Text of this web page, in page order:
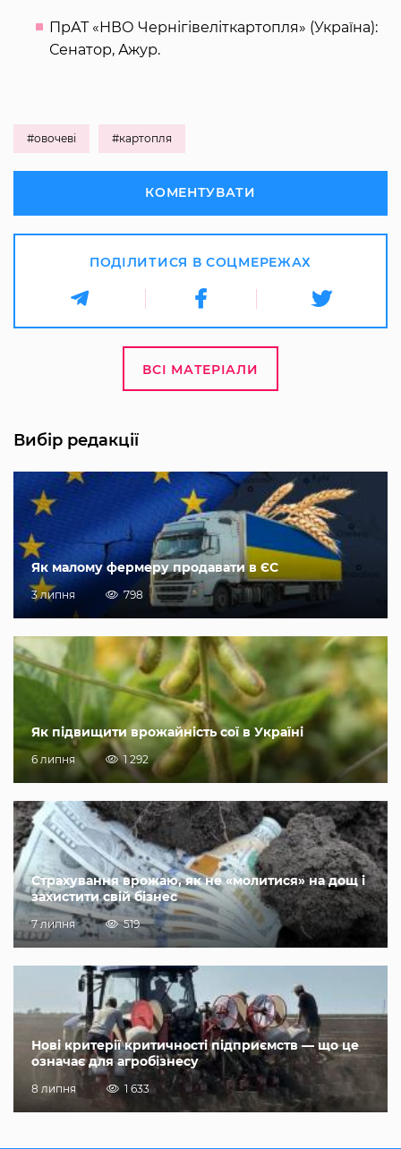
ПрАТ «НВО Чернігівеліткартопля» (Україна):
Сенатор, Ажур.
#овочеві #картопля
КОМЕНТУВАТИ
ПОДІЛИТИСЯ В СОЦМЕРЕЖАХ
ВСІ МАТЕРІАЛИ
Вибір редакції
Як малому фермеру продавати в ЄС
3 липня 798
Як підвищити врожайність сої в Україні
6 липня 1 292
Страхування врожаю, як не «молитися» на дощ і
захистити свій бізнес
7 липня 519
Нові критерії критичності підприємств — що це
означає для агробізнесу
8 липня 1 633